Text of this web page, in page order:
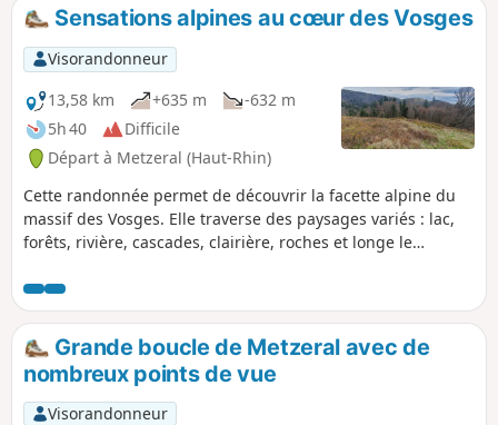
Sensations alpines au cœur des Vosges
Visorandonneur
13,58 km
+635 m
-632 m
5h 40
Difficile
Départ à Metzeral (Haut-Rhin)
Cette randonnée permet de découvrir la facette alpine du
massif des Vosges. Elle traverse des paysages variés : lac,
forêts, rivière, cascades, clairière, roches et longe le
impressionnant et vertigineux, traversée à flanc de
montagne d'une zone rocheuse dont une partie dans les
cailloux et une autre sur la roche (présence de mains
courantes en bon état). À éviter en cas de temps humide.
Grande boucle de Metzeral avec de
nombreux points de vue
Visorandonneur